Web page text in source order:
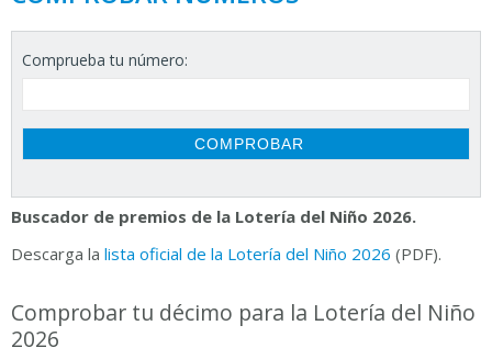
Comprueba tu número:
Buscador de premios de la Lotería del Niño 2026.
Descarga la lista oficial de la Lotería del Niño 2026 (PDF).
Comprobar tu décimo para la Lotería del Niño
2026